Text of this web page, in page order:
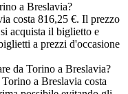
a Breslavia?
costa 816,25 €. Il prezzo
acquista il biglietto e
a prezzi d'occasione
da Torino a Breslavia?
a Breslavia costa